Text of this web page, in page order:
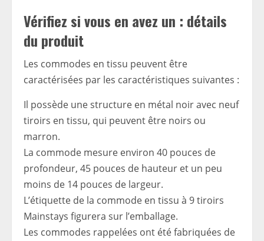
Vérifiez si vous en avez un : détails
du produit
Les commodes en tissu peuvent être
caractérisées par les caractéristiques suivantes :
Il possède une structure en métal noir avec neuf
tiroirs en tissu, qui peuvent être noirs ou
marron.
La commode mesure environ 40 pouces de
profondeur, 45 pouces de hauteur et un peu
moins de 14 pouces de largeur.
L’étiquette de la commode en tissu à 9 tiroirs
Mainstays figurera sur l’emballage.
Les commodes rappelées ont été fabriquées de